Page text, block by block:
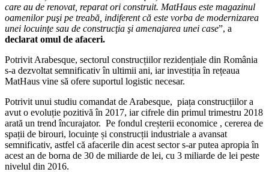
care au de renovat, reparat ori construit. MatHaus este magazinul
oamenilor puşi pe treabă, indiferent că este vorba de modernizarea
unei locuinţe sau de construcţia şi amenajarea unei case”, a
declarat omul de afaceri.
Potrivit Arabesque, sectorul construcțiilor rezidențiale din România
s-a dezvoltat semnificativ în ultimii ani, iar investiția în rețeaua
MatHaus vine să ofere suportul logistic necesar.
Potrivit unui studiu comandat de Arabesque, piața construcțiilor a
avut o evoluție pozitivă în 2017, iar cifrele din primul trimestru 2018
arată un trend încurajator. Pe fondul creșterii economice , cererea de
spații de birouri, locuințe și construcții industriale a avansat
semnificativ, astfel că afacerile din acest sector s-ar putea apropia în
acest an de borna de 30 de miliarde de lei, cu 3 miliarde de lei peste
nivelul din 2016.